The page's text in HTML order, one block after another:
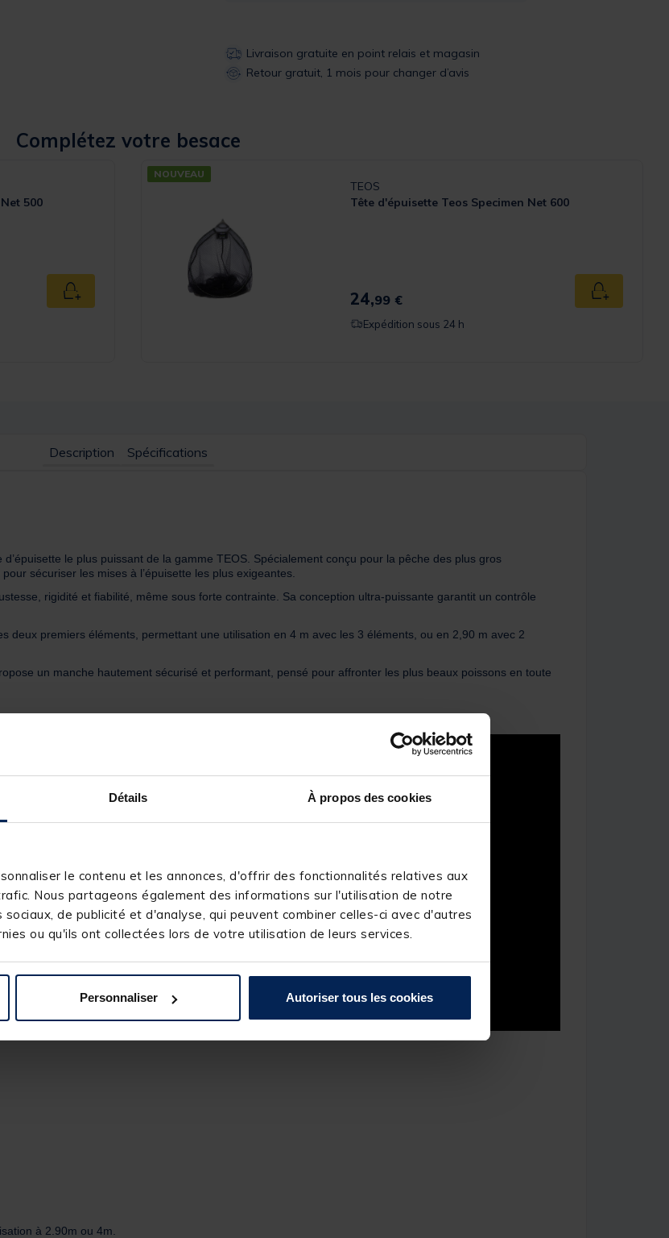
Détails À propos des cookies
le contenu et les annonces, d'offrir des fonctionnalités relatives aux
Nous partageons également des informations sur l'utilisation de notre
de publicité et d'analyse, qui peuvent combiner celles-ci avec d'autres
ou qu'ils ont collectées lors de votre utilisation de leurs services.
Personnaliser Autoriser tous les cookies
Livraison gratuite en point relais et magasin
Retour gratuit, 1 mois pour changer d’avis
Complétez votre besace
500
Ajouter au panier
NOUVEAU
TEOS
Tête d'épuisette Teos Specimen Net 600
24,99 € Ajouter au
Expédition sous 24 h
Description Spécifications
le plus puissant de la gamme TEOS. Spécialement conçu pour la pêche des plus gros
sécuriser les mises à l’épuisette les plus exigeantes.
rigidité et fiabilité, même sous forte contrainte. Sa conception ultra-puissante garantit un contrôle
deux premiers éléments, permettant une utilisation en 4 m avec les 3 éléments, ou en 2,90 m avec 2
un manche hautement sécurisé et performant, pensé pour affronter les plus beaux poissons en toute
à 2.90m ou 4m.